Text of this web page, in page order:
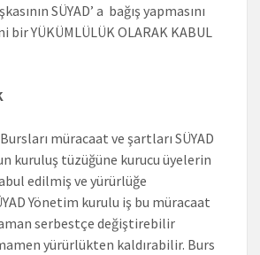
SÜYAD’ a bağış yapmasını
bir YÜKÜMLÜLÜK OLARAK KABUL
müracaat ve şartları SÜYAD
kuruluş tüzüğüne kurucu üyelerin
edilmiş ve yürürlüğe
Yönetim kurulu iş bu müracaat
serbestçe değiştirebilir
yürürlükten kaldırabilir. Burs